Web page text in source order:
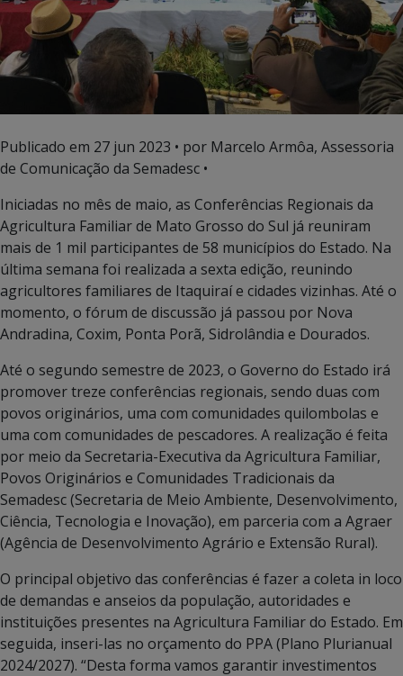
Publicado em 27 jun 2023 • por Marcelo Armôa, Assessoria
de Comunicação da Semadesc •
Iniciadas no mês de maio, as Conferências Regionais da
Agricultura Familiar de Mato Grosso do Sul já reuniram
mais de 1 mil participantes de 58 municípios do Estado. Na
última semana foi realizada a sexta edição, reunindo
agricultores familiares de Itaquiraí e cidades vizinhas. Até o
momento, o fórum de discussão já passou por Nova
Andradina, Coxim, Ponta Porã, Sidrolândia e Dourados.
Até o segundo semestre de 2023, o Governo do Estado irá
promover treze conferências regionais, sendo duas com
povos originários, uma com comunidades quilombolas e
uma com comunidades de pescadores. A realização é feita
por meio da Secretaria-Executiva da Agricultura Familiar,
Povos Originários e Comunidades Tradicionais da
Semadesc (Secretaria de Meio Ambiente, Desenvolvimento,
Ciência, Tecnologia e Inovação), em parceria com a Agraer
(Agência de Desenvolvimento Agrário e Extensão Rural).
O principal objetivo das conferências é fazer a coleta in loco
de demandas e anseios da população, autoridades e
instituições presentes na Agricultura Familiar do Estado. Em
seguida, inseri-las no orçamento do PPA (Plano Plurianual
2024/2027). “Desta forma vamos garantir investimentos